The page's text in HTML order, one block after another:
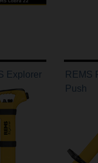
Explorer
REMS
Push